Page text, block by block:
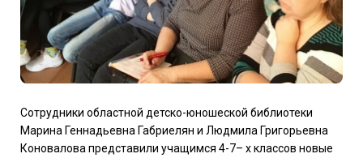
Сотрудники областной детско-юношеской библиотеки
Марина Геннадьевна Габриелян и Людмила Григорьевна
Коновалова представили учащимся 4-7– х классов новые